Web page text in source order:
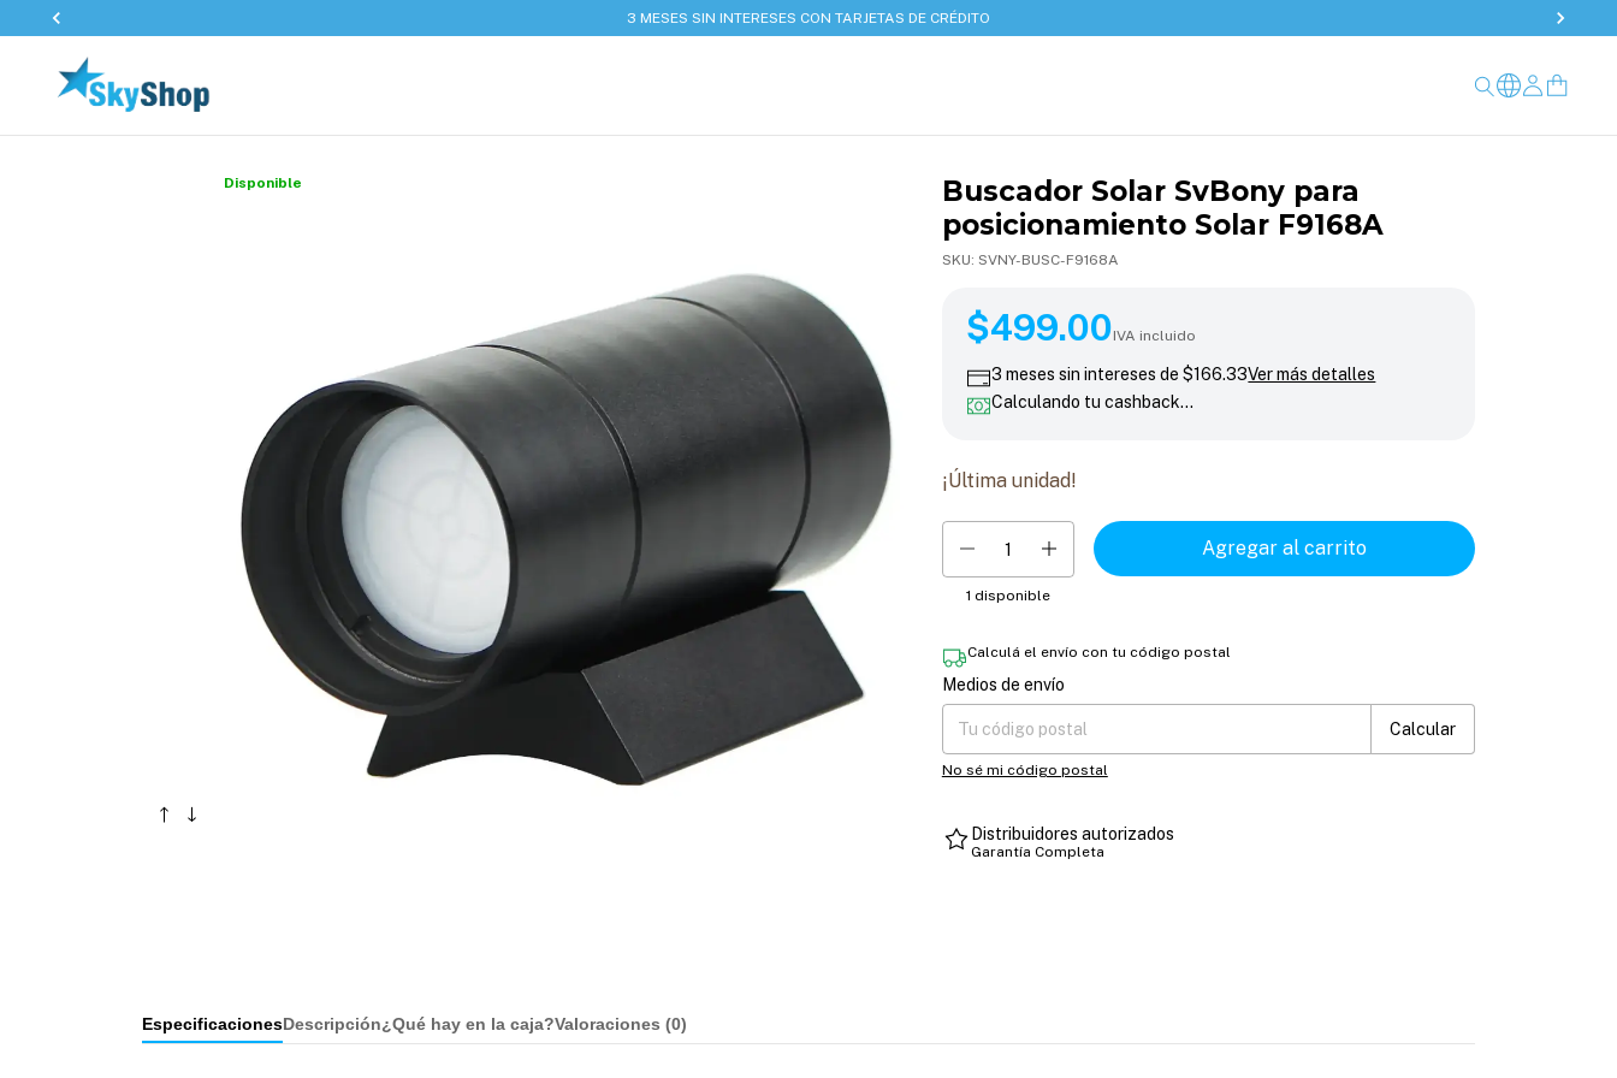
3 MESES SIN INTERESES CON TARJETAS DE CRÉDITO
Disponible
Buscador Solar SvBony para
posicionamiento Solar F9168A
SKU: SVNY-BUSC-F9168A
$499.00
$499.00IVA incluido
3 meses sin intereses de$166.33Ver más detalles
Calculando tu cashback…
¡Última unidad!
1 disponible
Calculá el envío con tu código postal
Entregas para el CP:
Medios de envío
Calcular
No sé mi código postal
Distribuidores autorizados
Garantía Completa
EspecificacionesDescripción¿Qué hay en la caja?Valoraciones (0)